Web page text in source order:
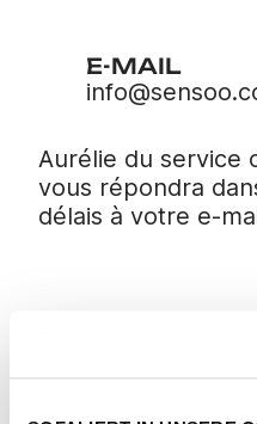
E-MAIL
Aurélie du service
vous répondra
délais à votre e-
Escapade SA